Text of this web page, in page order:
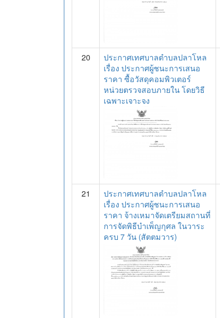
20
ประกาศเทศบาลตำบลปลาโหล
เรื่อง ประกาศผู้ชนะการเสนอ
ราคา ซื้อวัสดุคอมพิวเตอร์
หน่วยตรวจสอบภายใน โดยวิธี
เฉพาะเจาะจง
21
ประกาศเทศบาลตำบลปลาโหล
เรื่อง ประกาศผู้ชนะการเสนอ
ราคา จ้างเหมาจัดเตรียมสถานที่
การจัดพิธีบำเพ็ญกุศล ในวาระ
ครบ 7 วัน (สัตตมวาร)